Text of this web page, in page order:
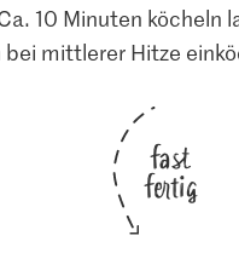
10 Minuten köcheln
mittlerer Hitze
fast
fertig